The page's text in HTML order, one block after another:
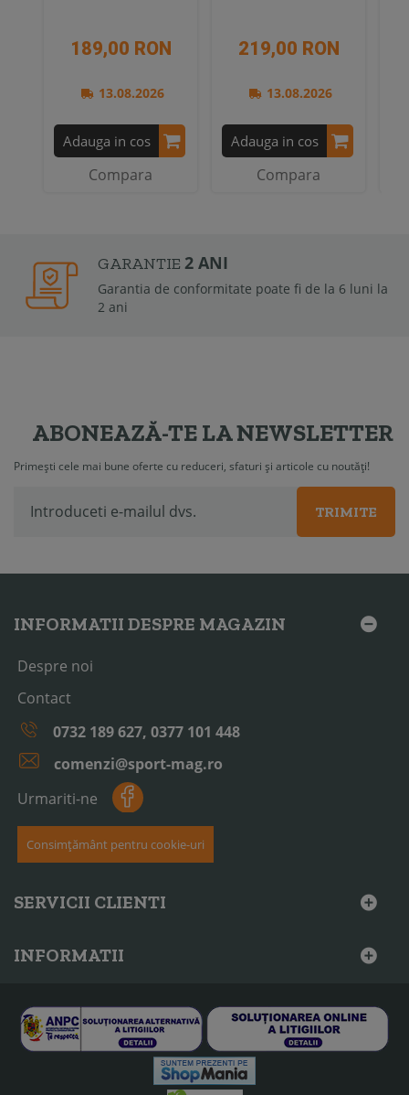
189,00 RON
13.08.2026
Adauga in cos
Compara
219,00 RON
13.08.2026
Adauga in cos
Compara
GARANTIE 2 ANI
Garantia de conformitate poate fi de la 6 luni la
2 ani
ABONEAZĂ-TE LA NEWSLETTER
Primești cele mai bune oferte cu reduceri, sfaturi și articole cu noutăți!
TRIMITE
INFORMATII DESPRE MAGAZIN
Despre noi
Contact
0732 189 627, 0377 101 448
comenzi@sport-mag.ro
Urmariti-ne
Consimțământ pentru cookie-uri
SERVICII CLIENTI
INFORMATII